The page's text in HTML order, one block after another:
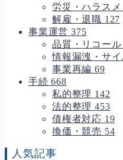
労災・ハラスメ
解雇・退職 127
事業運営 375
品質・リコー
情報漏洩・サイ
事業再編 69
手続668
私的整理 142
法的整理 453
債権者対応 19
換価・競売 54
人気記事